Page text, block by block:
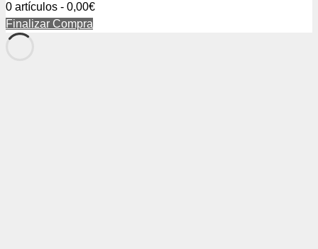
0 artículos - 0,00€
Finalizar Compra